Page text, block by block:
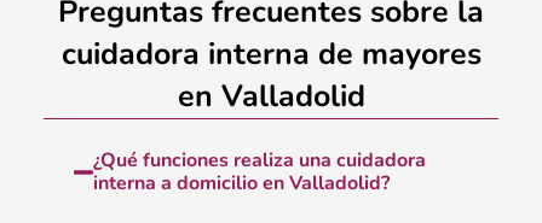
Preguntas frecuentes sobre la
cuidadora interna de mayores
en Valladolid
¿Qué funciones realiza una cuidadora
interna a domicilio en Valladolid?